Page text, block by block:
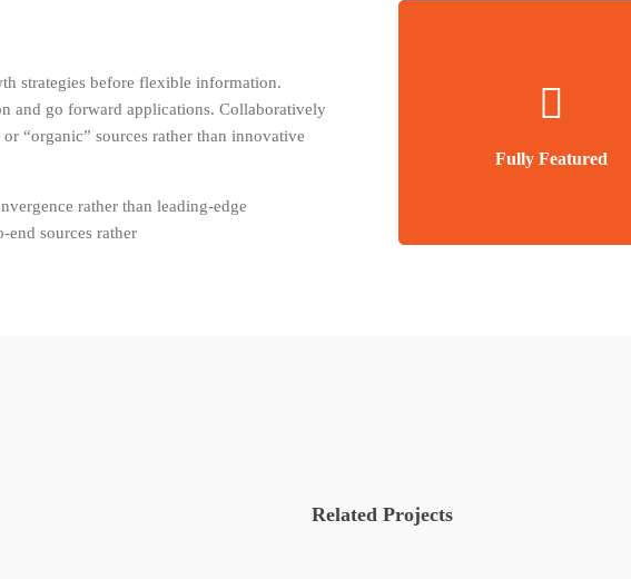
strategies before flexible information.
and go forward applications. Collaboratively
“organic” sources rather than innovative
rather than leading-edge
end sources rather
Fully Featured
Fully Featured
enterprise systems
Related Projects